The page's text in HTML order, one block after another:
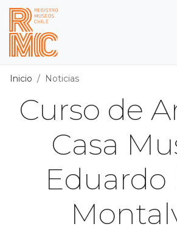
Contenido principal
Registro de
Inicio Noticias
Curso de
Casa
Eduardo